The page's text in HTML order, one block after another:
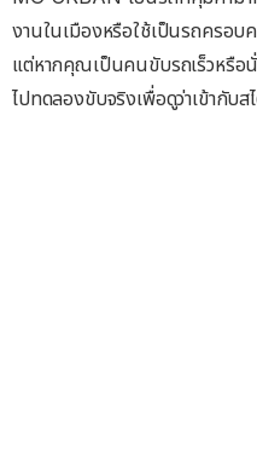
งานในเมืองหรือใช้เป็นรถครอ
แต่หากคุณเป็นคนขับรถเร็วหรือนั่
ไปทดลองขับจริงเพื่อดูว่าเข้ากับ